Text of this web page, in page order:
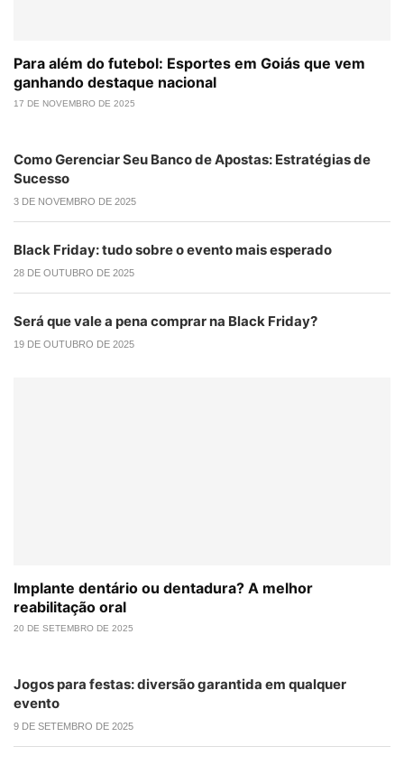
Para além do futebol: Esportes em Goiás que vem
ganhando destaque nacional
17 DE NOVEMBRO DE 2025
Como Gerenciar Seu Banco de Apostas: Estratégias de
Sucesso
3 DE NOVEMBRO DE 2025
Black Friday: tudo sobre o evento mais esperado
28 DE OUTUBRO DE 2025
Será que vale a pena comprar na Black Friday?
19 DE OUTUBRO DE 2025
Implante dentário ou dentadura? A melhor
reabilitação oral
20 DE SETEMBRO DE 2025
Jogos para festas: diversão garantida em qualquer
evento
9 DE SETEMBRO DE 2025